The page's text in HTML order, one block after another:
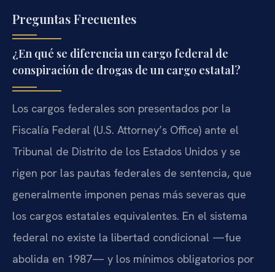
Preguntas Frecuentes
¿En qué se diferencia un cargo federal de
conspiración de drogas de un cargo estatal?
Los cargos federales son presentados por la
Fiscalía Federal (U.S. Attorney’s Office) ante el
Tribunal de Distrito de los Estados Unidos y se
rigen por las pautas federales de sentencia, que
generalmente imponen penas más severas que
los cargos estatales equivalentes. En el sistema
federal no existe la libertad condicional —fue
abolida en 1987— y los mínimos obligatorios por